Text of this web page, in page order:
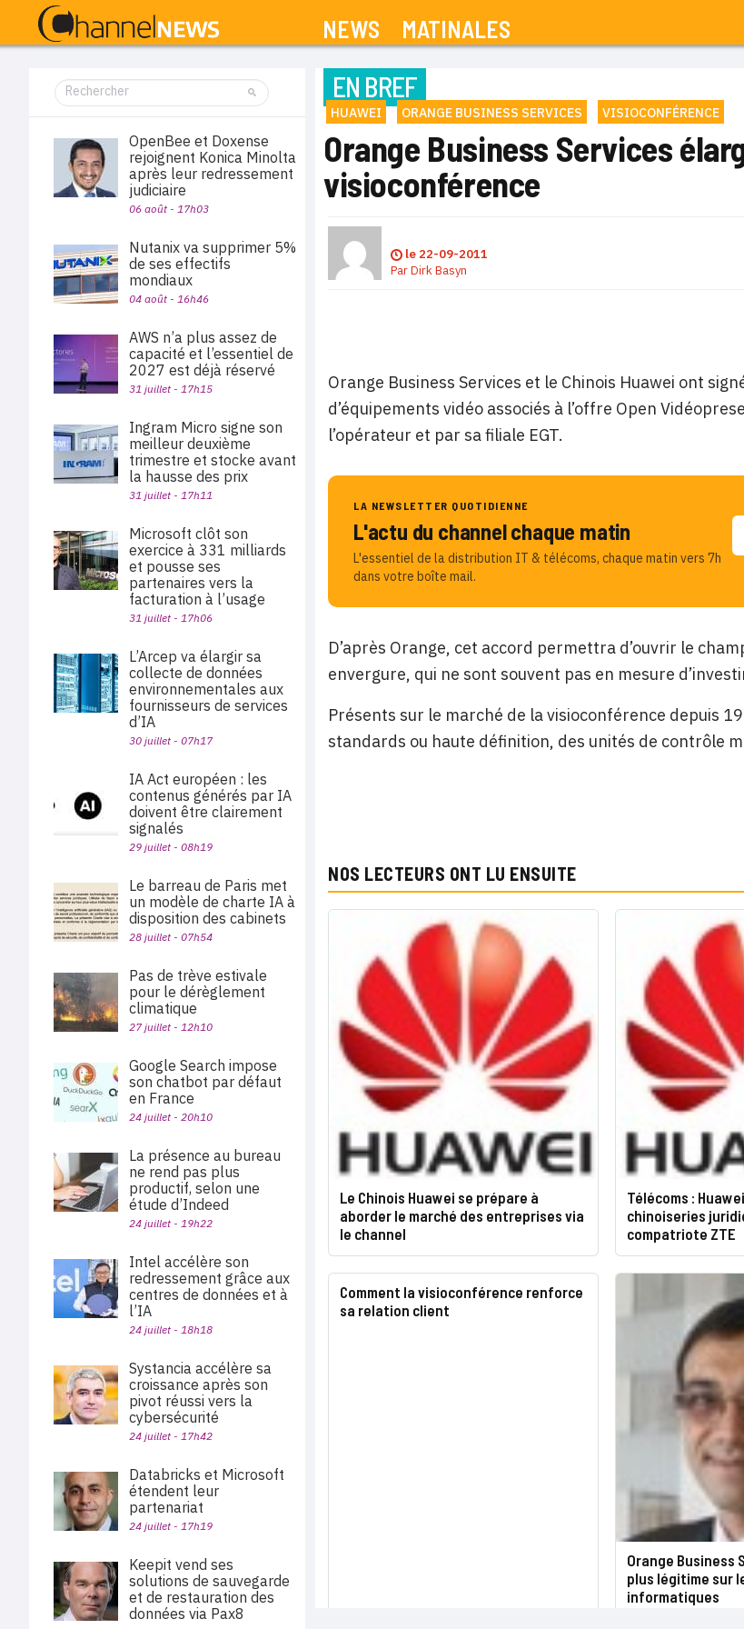
NEWS MATINALES
EN BREF
HUAWEI ORANGE BUSINESS SERVICES VISIOCONFÉRENCE
Orange Business Services
visioconférence
le 22-09-2011
ParDirk Basyn
Orange Business Services et le Chinois Huawei ont
d’équipements vidéo associés à l’offre Open
l’opérateur et par sa filiale EGT.
LA NEWSLETTER QUOTIDIENNE
L'actu du channel chaque matin
L'essentiel de la distribution IT & télécoms, chaque matin vers 7h
dans votre boîte mail.
D’après Orange, cet accord permettra d’ouvrir le
envergure, qui ne sont souvent pas en mesure
Présents sur le marché de la visioconférence depuis
standards ou haute définition, des unités de contrôle
NOS LECTEURS ONT LU ENSUITE
Le Chinois Huawei se prépare à
aborder le marché des entreprises via
le channel
Télécoms :
chinoiseries
compatriote ZTE
Comment la visioconférence renforce
sa relation client
Orange Business
plus légitime sur
informatiques
OpenBee et Doxense
rejoignent Konica Minolta
après leur redressement
judiciaire
06 août - 17h03
Nutanix va supprimer 5%
de ses effectifs
mondiaux
04 août - 16h46
AWS n’a plus assez de
capacité et l’essentiel de
2027 est déjà réservé
31 juillet - 17h15
Ingram Micro signe son
meilleur deuxième
trimestre et stocke avant
la hausse des prix
31 juillet - 17h11
Microsoft clôt son
exercice à 331 milliards
et pousse ses
partenaires vers la
facturation à l’usage
31 juillet - 17h06
L’Arcep va élargir sa
collecte de données
environnementales aux
fournisseurs de services
d’IA
30 juillet - 07h17
IA Act européen : les
contenus générés par IA
doivent être clairement
signalés
29 juillet - 08h19
Le barreau de Paris met
un modèle de charte IA à
disposition des cabinets
28 juillet - 07h54
Pas de trève estivale
pour le dérèglement
climatique
27 juillet - 12h10
Google Search impose
son chatbot par défaut
en France
24 juillet - 20h10
La présence au bureau
ne rend pas plus
productif, selon une
étude d’Indeed
24 juillet - 19h22
Intel accélère son
redressement grâce aux
centres de données et à
l’IA
24 juillet - 18h18
Systancia accélère sa
croissance après son
pivot réussi vers la
cybersécurité
24 juillet - 17h42
Databricks et Microsoft
étendent leur
partenariat
24 juillet - 17h19
Keepit vend ses
solutions de sauvegarde
et de restauration des
données via Pax8